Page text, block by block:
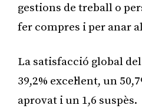
gestions de treball o
fer compres i per anar
La satisfacció global
39,2% excel·lent, un
aprovat i un 1,6 suspès.